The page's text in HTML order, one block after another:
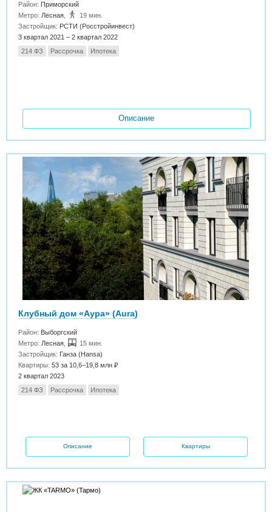
Район: Приморский
Метро: Лесная
19 мин.
Застройщик: РСТИ (Росстройинвест)
3 квартал 2021 – 2 квартал 2022
214 ФЗ
Рассрочка Ипотека
Описание
Клубный дом «Аура» (Aura)
Район: Выборгский
Метро: Лесная
15 мин.
Застройщик: Ганза (Hansa)
Квартиры:53 за 10,6–19,8 млн ₽
2 квартал 2023
214 ФЗ
Рассрочка Ипотека
Описание Квартиры